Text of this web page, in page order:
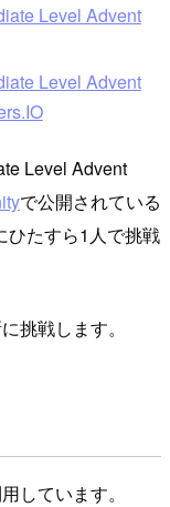
Level Advent
Level Advent
Level Advent
で公開されている
ひたすら1人で挑戦
挑戦します。
しています。